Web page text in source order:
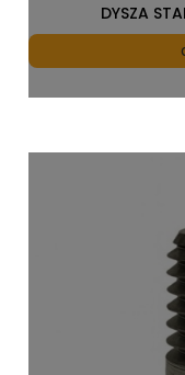
DYSZA